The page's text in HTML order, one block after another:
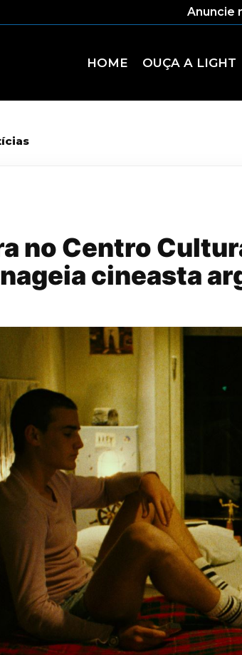
Anuncie
HOME OUÇA A LIGHT
no Centro
cineasta